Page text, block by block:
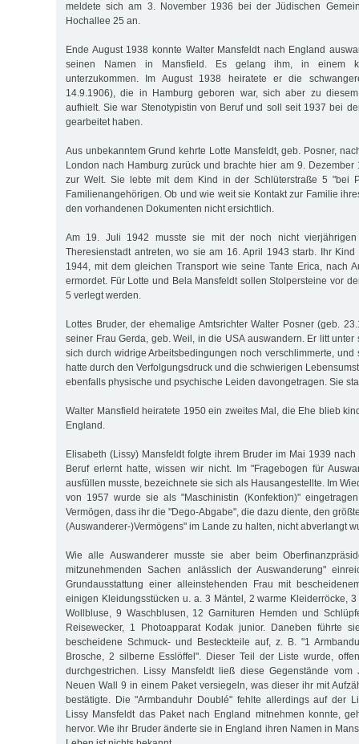
meldete sich am 3. November 1936 bei der Jüdischen
Hochallee 25 an.
Ende August 1938 konnte Walter Mansfeldt nach England
seinen Namen in Mansfield. Es gelang ihm, in einem
unterzukommen. Im August 1938 heiratete er die
14.9.1906), die in Hamburg geboren war, sich aber zu
aufhielt. Sie war Stenotypistin von Beruf und soll seit 1937 bei
gearbeitet haben.
Aus unbekanntem Grund kehrte Lotte Mansfeldt, geb. Posner,
London nach Hamburg zurück und brachte hier am 9. Dezember
zur Welt. Sie lebte mit dem Kind in der Schlüterstraße 5 "bei
Familienangehörigen. Ob und wie weit sie Kontakt zur Familie
den vorhandenen Dokumenten nicht ersichtlich.
Am 19. Juli 1942 musste sie mit der noch nicht
Theresienstadt antreten, wo sie am 16. April 1943 starb. Ihr
1944, mit dem gleichen Transport wie seine Tante Erica, nach
ermordet. Für Lotte und Bela Mansfeldt sollen Stolpersteine vor
5 verlegt werden.
Lottes Bruder, der ehemalige Amtsrichter Walter Posner (geb.
seiner Frau Gerda, geb. Weil, in die USA auswandern. Er litt unter
sich durch widrige Arbeitsbedingungen noch verschlimmerte, und
hatte durch den Verfolgungsdruck und die schwierigen
ebenfalls physische und psychische Leiden davongetragen. Sie
Walter Mansfield heiratete 1950 ein zweites Mal, die Ehe blieb
England.
Elisabeth (Lissy) Mansfeldt folgte ihrem Bruder im Mai 1939
Beruf erlernt hatte, wissen wir nicht. Im "Fragebogen für
ausfüllen musste, bezeichnete sie sich als Hausangestellte. Im
von 1957 wurde sie als "Maschinistin (Konfektion)"
Vermögen, dass ihr die "Dego-Abgabe", die dazu diente, den
(Auswanderer-)Vermögens" im Lande zu halten, nicht abverlangt
Wie alle Auswanderer musste sie aber beim
mitzunehmenden Sachen anlässlich der Auswanderung"
Grundausstattung einer alleinstehenden Frau mit
einigen Kleidungsstücken u. a. 3 Mäntel, 2 warme Kleiderröcke,
Wollbluse, 9 Waschblusen, 12 Garnituren Hemden und
Reisewecker, 1 Photoapparat Kodak junior. Daneben führte
bescheidene Schmuck- und Besteckteile auf, z. B. "1
Brosche, 2 silberne Esslöffel". Dieser Teil der Liste wurde,
durchgestrichen. Lissy Mansfeldt ließ diese Gegenstände vom
Neuen Wall 9 in einem Paket versiegeln, was dieser ihr mit
bestätigte. Die "Armbanduhr Doublé" fehlte allerdings auf der
Lissy Mansfeldt das Paket nach England mitnehmen konnte,
hervor. Wie ihr Bruder änderte sie in England ihren Namen in